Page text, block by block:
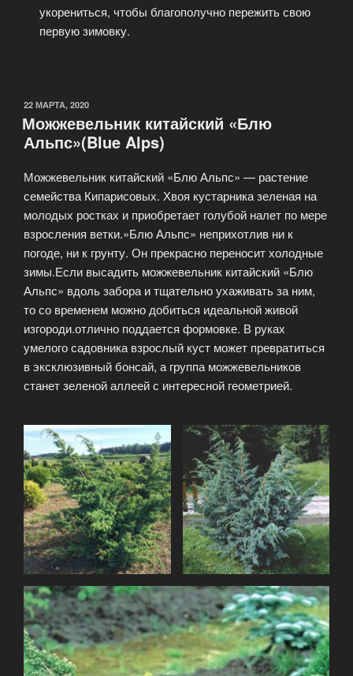
укорениться, чтобы благополучно пережить свою
первую зимовку.
22 МАРТА, 2020
Можжевельник китайский «Блю
Альпс»(Blue Alps)
Можжевельник китайский «Блю Альпс» — растение
семейства Кипарисовых. Хвоя кустарника зеленая на
молодых ростках и приобретает голубой налет по мере
взросления ветки.»Блю Альпс» неприхотлив ни к
погоде, ни к грунту. Он прекрасно переносит холодные
зимы.Если высадить можжевельник китайский «Блю
Альпс» вдоль забора и тщательно ухаживать за ним,
то со временем можно добиться идеальной живой
изгороди.отлично поддается формовке. В руках
умелого садовника взрослый куст может превратиться
в эксклюзивный бонсай, а группа можжевельников
станет зеленой аллеей с интересной геометрией.